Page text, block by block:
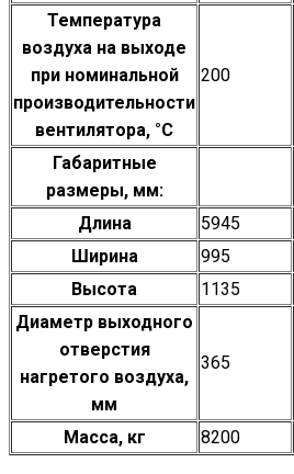
Температура
воздуха на выходе
при номинальной
производительности
вентилятора, °С
200
Габаритные
размеры, мм:
Длина
5945
Ширина
995
Высота
1135
Диаметр выходного
отверстия
нагретого воздуха,
мм
365
Масса, кг 8200